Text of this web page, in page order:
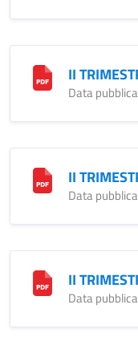
II
Data
II
Data
II
Data